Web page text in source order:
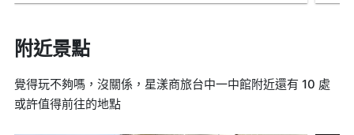
附近景點
覺得玩不夠嗎，沒關係，星漾商旅台中一中館附近還有 10 處
或許值得前往的地點